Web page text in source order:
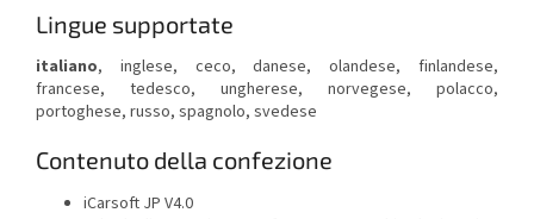
Lingue supportate
italiano, inglese, ceco, danese, olandese, finlandese,
francese, tedesco, ungherese, norvegese, polacco,
portoghese, russo, spagnolo, svedese
Contenuto della confezione
iCarsoft JP V4.0